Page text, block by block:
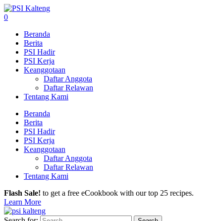
0
Beranda
Berita
PSI Hadir
PSI Kerja
Keanggotaan
Daftar Anggota
Daftar Relawan
Tentang Kami
Beranda
Berita
PSI Hadir
PSI Kerja
Keanggotaan
Daftar Anggota
Daftar Relawan
Tentang Kami
Flash Sale! to get a free eCookbook with our top 25 recipes.
Learn More